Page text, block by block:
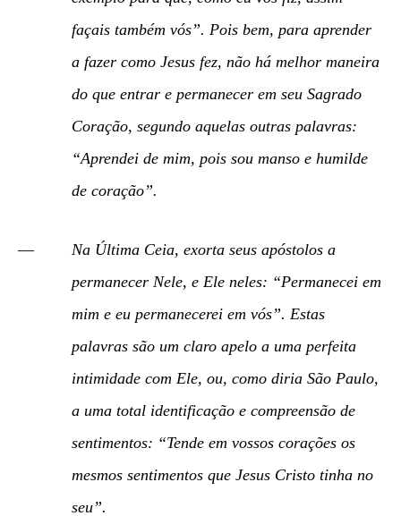
façais também vós”. Pois bem, para aprender
a fazer como Jesus fez, não há melhor maneira
do que entrar e permanecer em seu Sagrado
Coração, segundo aquelas outras palavras:
“Aprendei de mim, pois sou manso e humilde
de coração”.
Na Última Ceia, exorta seus apóstolos a
permanecer Nele, e Ele neles: “Permanecei em
mim e eu permanecerei em vós”. Estas
palavras são um claro apelo a uma perfeita
intimidade com Ele, ou, como diria São Paulo,
a uma total identificação e compreensão de
sentimentos: “Tende em vossos corações os
mesmos sentimentos que Jesus Cristo tinha no
seu”.